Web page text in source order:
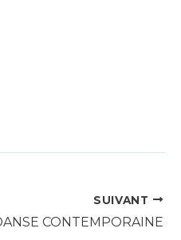
SUIVANT
CONTEMPORAINE